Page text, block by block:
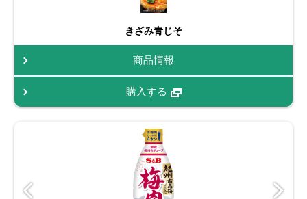
きざみ青じそ
商品情報
購入する